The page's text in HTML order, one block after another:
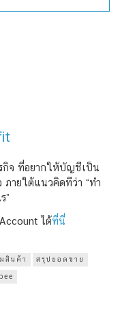
กิจ ที่อยากให้บัญชีเป็น
ภายใต้แนวคิดทีว่า “ทำ
”
ได้ที่นี่
สินค้า สรุปยอดขาย